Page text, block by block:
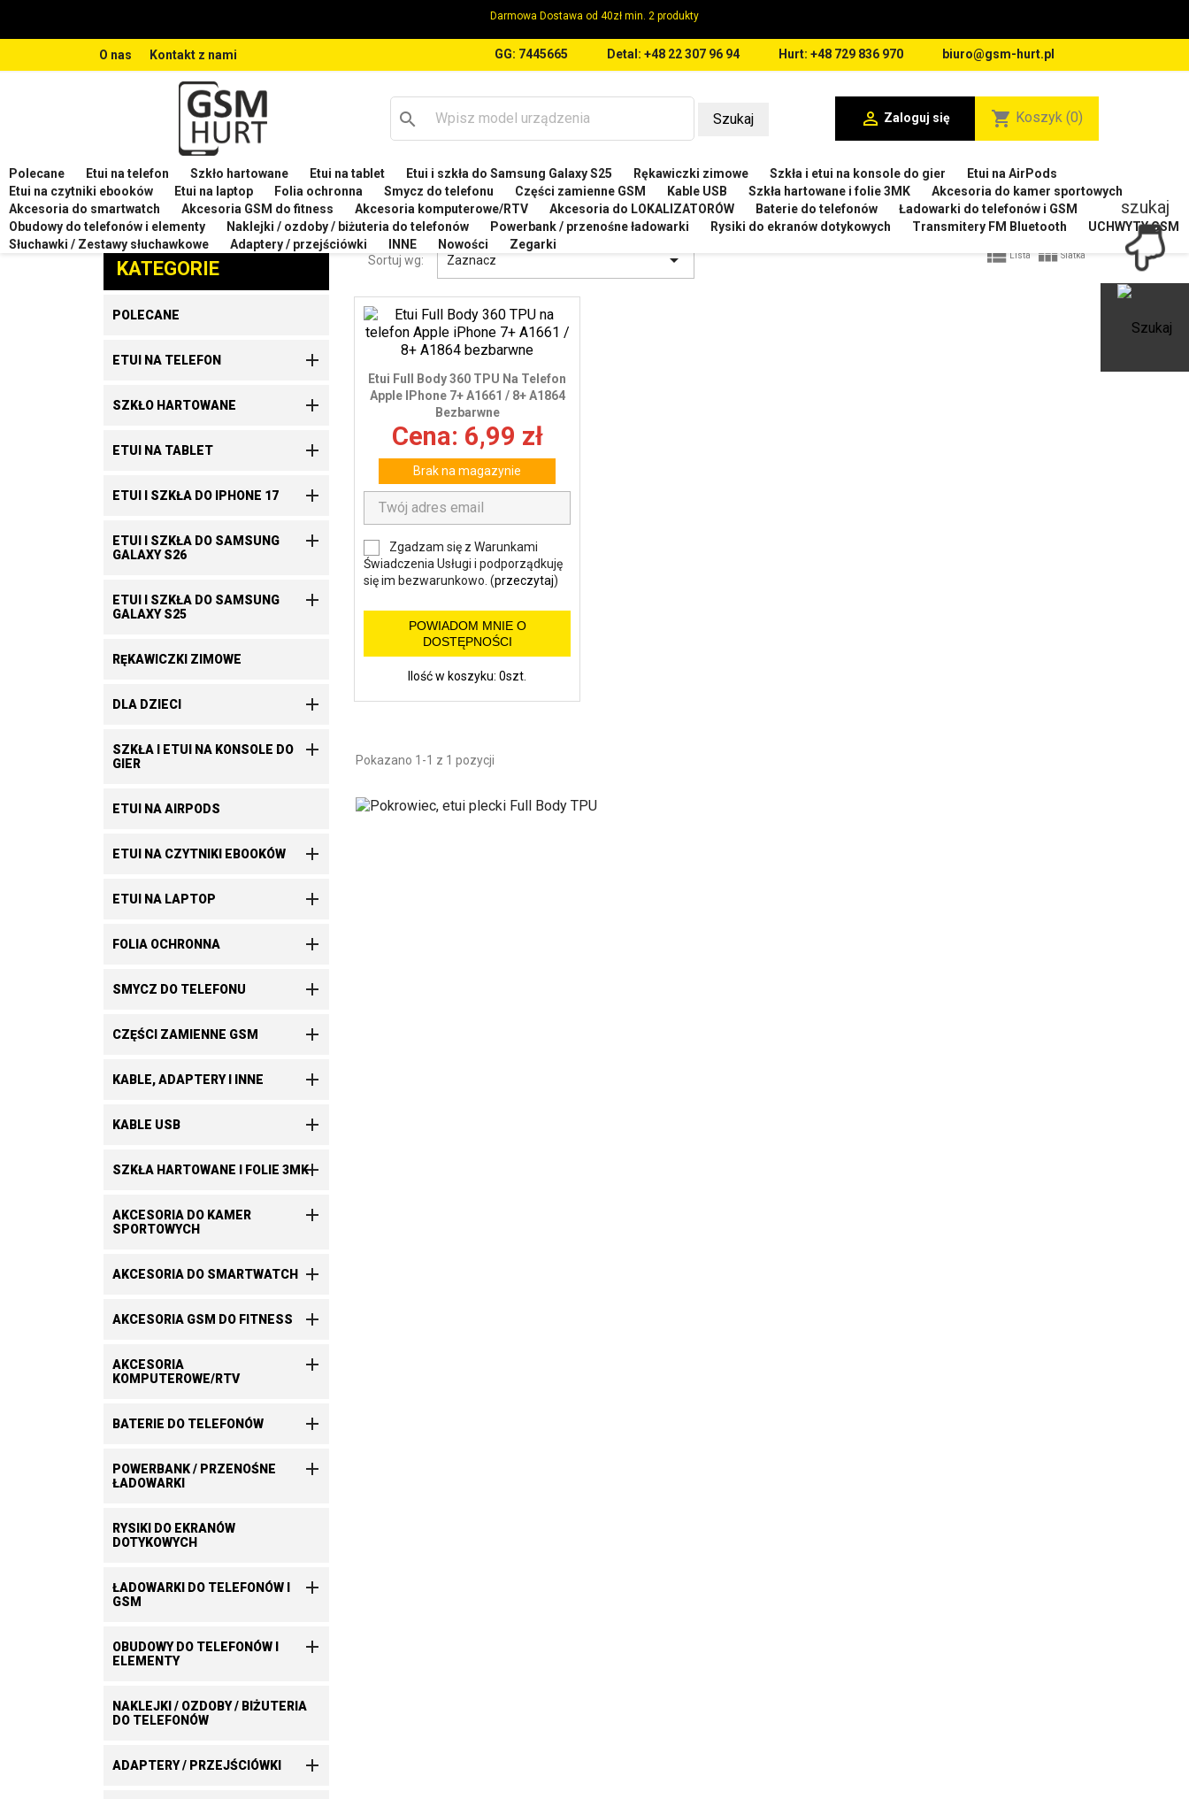
Darmowa Dostawa od 40zł min. 2 produkty
O nas Kontakt z nami GG: 7445665 Detal: +48 22 307 96 94 Hurt: +48 729 836 970 biuro@gsm-hurt.pl
search Szukaj  Zaloguj się shopping_cart Koszyk (0)
Polecane Etui na telefon Szkło hartowane Etui na tablet Etui i szkła do Samsung Galaxy S25 Rękawiczki zimowe Szkła i etui na konsole do gier
Etui na AirPods
Etui na czytniki ebooków
Etui na laptop Folia ochronna Smycz do telefonu Części zamienne GSM Kable USB Szkła hartowane i folie 3MK
Akcesoria do kamer sportowych
Akcesoria do smartwatch
Akcesoria GSM do fitness Akcesoria komputerowe/RTV Akcesoria do LOKALIZATORÓW Baterie do telefonów
Ładowarki do telefonów i GSM
Obudowy do telefonów i elementy
Naklejki / ozdoby / biżuteria do telefonów Powerbank / przenośne ładowarki Rysiki do ekranów dotykowych Transmitery FM Bluetooth
UCHWYTY GSM
Słuchawki / Zestawy słuchawkowe
Adaptery / przejściówki INNE Nowości Zegarki
Strona główna Etui na telefon Etui plecki na telefon Etui Full Body TPU
Zaproponuj produkt
KATEGORIE
POLECANE
ETUI NA TELEFON 
SZKŁO HARTOWANE 
ETUI NA TABLET 
ETUI I SZKŁA DO IPHONE 17 
ETUI I SZKŁA DO SAMSUNG
GALAXY S26

ETUI I SZKŁA DO SAMSUNG
GALAXY S25

RĘKAWICZKI ZIMOWE
DLA DZIECI 
SZKŁA I ETUI NA KONSOLE DO
GIER

ETUI NA AIRPODS
ETUI NA CZYTNIKI EBOOKÓW 
ETUI NA LAPTOP 
FOLIA OCHRONNA 
SMYCZ DO TELEFONU 
CZĘŚCI ZAMIENNE GSM 
KABLE, ADAPTERY I INNE 
KABLE USB 
SZKŁA HARTOWANE I FOLIE 3MK
AKCESORIA DO KAMER
SPORTOWYCH

AKCESORIA DO SMARTWATCH 
AKCESORIA GSM DO FITNESS 
AKCESORIA
KOMPUTEROWE/RTV

BATERIE DO TELEFONÓW 
POWERBANK / PRZENOŚNE
ŁADOWARKI

RYSIKI DO EKRANÓW
DOTYKOWYCH
ŁADOWARKI DO TELEFONÓW I
GSM

OBUDOWY DO TELEFONÓW I
ELEMENTY

NAKLEJKI / OZDOBY / BIŻUTERIA
DO TELEFONÓW
ADAPTERY / PRZEJŚCIÓWKI 
ETUI FULL BODY TPU
Sortuj wg: Zaznacz   Lista  Siatka
Etui Full Body 360 TPU Na Telefon
Apple IPhone 7+ A1661 / 8+ A1864
Bezbarwne
Cena: 6,99 zł
Brak na magazynie
Zgadzam się z Warunkami
Świadczenia Usługi i podporządkuję
się im bezwarunkowo. (przeczytaj)
POWIADOM MNIE O
DOSTĘPNOŚCI
Ilość w koszyku: 0szt.
Pokazano 1-1 z 1 pozycji
szukaj